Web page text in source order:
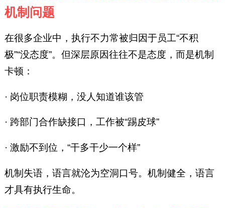
机制问题
在很多企业中，执行不力常被归因于员工“不积
极”“没态度”。但深层原因往往不是态度，而是机制
卡顿：
· 岗位职责模糊，没人知道谁该管
· 跨部门合作缺接口，工作被“踢皮球”
· 激励不到位，“干多干少一个样”
机制失语，语言就沦为空洞口号。机制健全，语言
才具有执行生命。